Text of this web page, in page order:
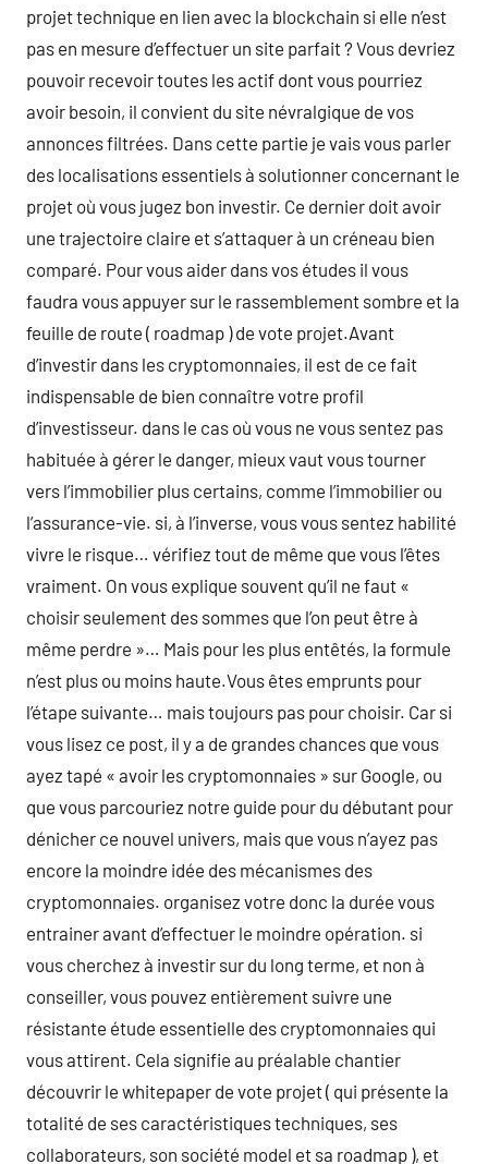
projet technique en lien avec la blockchain si elle n’est
pas en mesure d’effectuer un site parfait ? Vous devriez
pouvoir recevoir toutes les actif dont vous pourriez
avoir besoin, il convient du site névralgique de vos
annonces filtrées. Dans cette partie je vais vous parler
des localisations essentiels à solutionner concernant le
projet où vous jugez bon investir. Ce dernier doit avoir
une trajectoire claire et s’attaquer à un créneau bien
comparé. Pour vous aider dans vos études il vous
faudra vous appuyer sur le rassemblement sombre et la
feuille de route ( roadmap ) de vote projet.Avant
d’investir dans les cryptomonnaies, il est de ce fait
indispensable de bien connaître votre profil
d’investisseur. dans le cas où vous ne vous sentez pas
habituée à gérer le danger, mieux vaut vous tourner
vers l’immobilier plus certains, comme l’immobilier ou
l’assurance-vie. si, à l’inverse, vous vous sentez habilité
vivre le risque… vérifiez tout de même que vous l’êtes
vraiment. On vous explique souvent qu’il ne faut «
choisir seulement des sommes que l’on peut être à
même perdre »… Mais pour les plus entêtés, la formule
n’est plus ou moins haute.Vous êtes emprunts pour
l’étape suivante… mais toujours pas pour choisir. Car si
vous lisez ce post, il y a de grandes chances que vous
ayez tapé « avoir les cryptomonnaies » sur Google, ou
que vous parcouriez notre guide pour du débutant pour
dénicher ce nouvel univers, mais que vous n’ayez pas
encore la moindre idée des mécanismes des
cryptomonnaies. organisez votre donc la durée vous
entrainer avant d’effectuer le moindre opération. si
vous cherchez à investir sur du long terme, et non à
conseiller, vous pouvez entièrement suivre une
résistante étude essentielle des cryptomonnaies qui
vous attirent. Cela signifie au préalable chantier
découvrir le whitepaper de vote projet ( qui présente la
totalité de ses caractéristiques techniques, ses
collaborateurs, son société model et sa roadmap ), et